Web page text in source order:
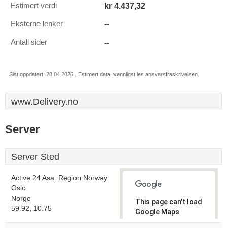
Estimert verdi kr 4.437,32
Eksterne lenker --
Antall sider --
Sist oppdatert: 28.04.2026 . Estimert data, vennligst les ansvarsfraskrivelsen.
www.Delivery.no
Server
Server Sted
Active 24 Asa. Region Norway
Oslo
Norge
59.92, 10.75
This page can't load
Google Maps
correctly.